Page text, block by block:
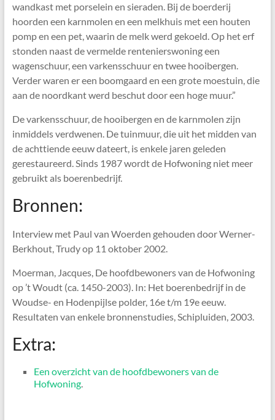
wandkast met porselein en sieraden. Bij de boerderij
hoorden een karnmolen en een melkhuis met een houten
pomp en een pet, waarin de melk werd gekoeld. Op het erf
stonden naast de vermelde rentenierswoning een
wagenschuur, een varkensschuur en twee hooibergen.
Verder waren er een boomgaard en een grote moestuin, die
aan de noordkant werd beschut door een hoge muur.”
De varkensschuur, de hooibergen en de karnmolen zijn
inmiddels verdwenen. De tuinmuur, die uit het midden van
de achttiende eeuw dateert, is enkele jaren geleden
gerestaureerd. Sinds 1987 wordt de Hofwoning niet meer
gebruikt als boerenbedrijf.
Bronnen:
Interview met Paul van Woerden gehouden door Werner-
Berkhout, Trudy op 11 oktober 2002.
Moerman, Jacques, De hoofdbewoners van de Hofwoning
op ’t Woudt (ca. 1450-2003). In: Het boerenbedrijf in de
Woudse- en Hodenpijlse polder, 16e t/m 19e eeuw.
Resultaten van enkele bronnenstudies, Schipluiden, 2003.
Extra:
Een overzicht van de hoofdbewoners van de
Hofwoning.